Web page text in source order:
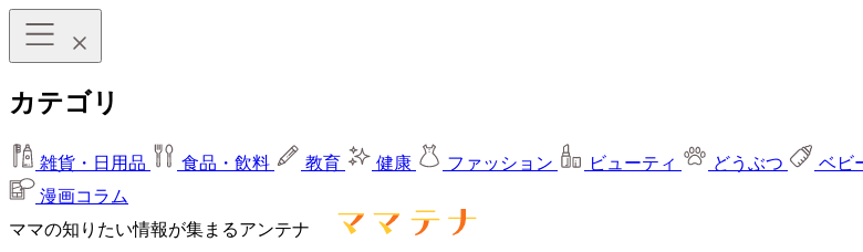
カテゴリ
雑貨・日用品 食品・飲料 教育 健康 ファッション ビューティ どうぶつ ベビ
漫画コラム
ママの知りたい情報が集まるアンテナ